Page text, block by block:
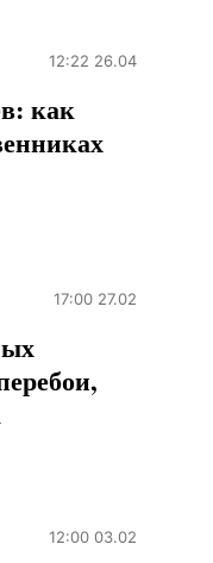
12:22 26.04
как
17:00 27.02
12:00 03.02